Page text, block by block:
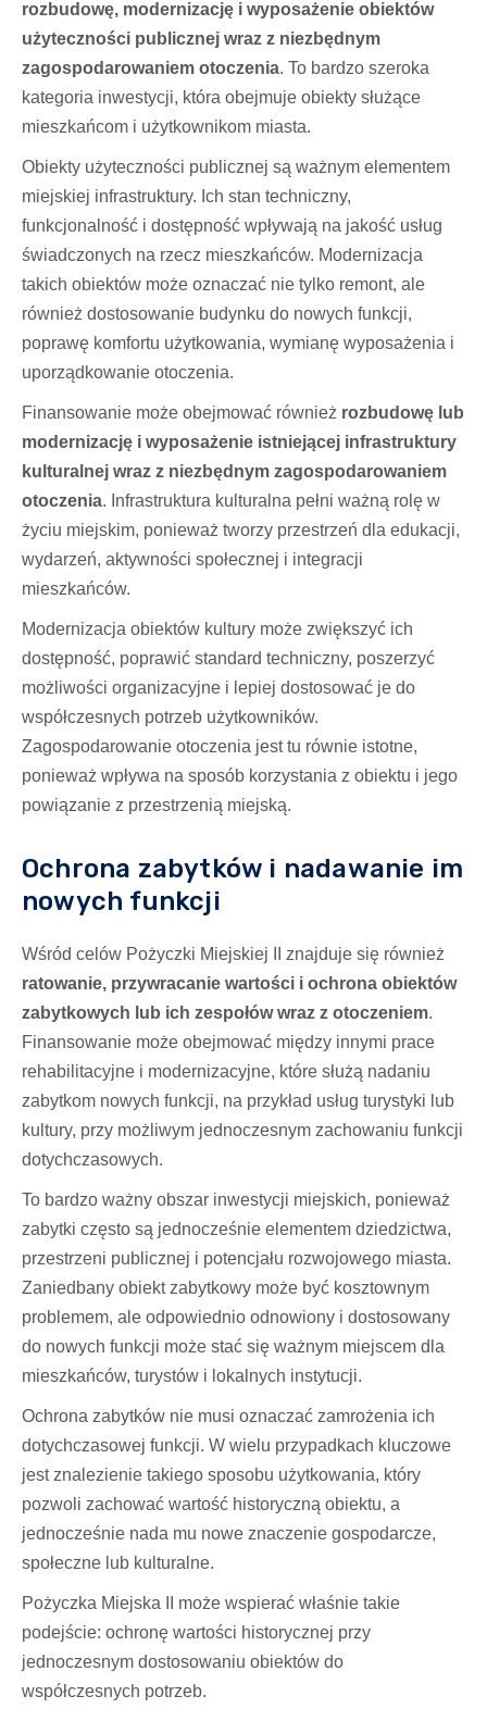
rozbudowę, modernizację i wyposażenie obiektów
użyteczności publicznej wraz z niezbędnym
zagospodarowaniem otoczenia. To bardzo szeroka
kategoria inwestycji, która obejmuje obiekty służące
mieszkańcom i użytkownikom miasta.
Obiekty użyteczności publicznej są ważnym elementem
miejskiej infrastruktury. Ich stan techniczny,
funkcjonalność i dostępność wpływają na jakość usług
świadczonych na rzecz mieszkańców. Modernizacja
takich obiektów może oznaczać nie tylko remont, ale
również dostosowanie budynku do nowych funkcji,
poprawę komfortu użytkowania, wymianę wyposażenia i
uporządkowanie otoczenia.
Finansowanie może obejmować również rozbudowę lub
modernizację i wyposażenie istniejącej infrastruktury
kulturalnej wraz z niezbędnym zagospodarowaniem
otoczenia. Infrastruktura kulturalna pełni ważną rolę w
życiu miejskim, ponieważ tworzy przestrzeń dla edukacji,
wydarzeń, aktywności społecznej i integracji
mieszkańców.
Modernizacja obiektów kultury może zwiększyć ich
dostępność, poprawić standard techniczny, poszerzyć
możliwości organizacyjne i lepiej dostosować je do
współczesnych potrzeb użytkowników.
Zagospodarowanie otoczenia jest tu równie istotne,
ponieważ wpływa na sposób korzystania z obiektu i jego
powiązanie z przestrzenią miejską.
Ochrona zabytków i nadawanie im
nowych funkcji
Wśród celów Pożyczki Miejskiej II znajduje się również
ratowanie, przywracanie wartości i ochrona obiektów
zabytkowych lub ich zespołów wraz z otoczeniem.
Finansowanie może obejmować między innymi prace
rehabilitacyjne i modernizacyjne, które służą nadaniu
zabytkom nowych funkcji, na przykład usług turystyki lub
kultury, przy możliwym jednoczesnym zachowaniu funkcji
dotychczasowych.
To bardzo ważny obszar inwestycji miejskich, ponieważ
zabytki często są jednocześnie elementem dziedzictwa,
przestrzeni publicznej i potencjału rozwojowego miasta.
Zaniedbany obiekt zabytkowy może być kosztownym
problemem, ale odpowiednio odnowiony i dostosowany
do nowych funkcji może stać się ważnym miejscem dla
mieszkańców, turystów i lokalnych instytucji.
Ochrona zabytków nie musi oznaczać zamrożenia ich
dotychczasowej funkcji. W wielu przypadkach kluczowe
jest znalezienie takiego sposobu użytkowania, który
pozwoli zachować wartość historyczną obiektu, a
jednocześnie nada mu nowe znaczenie gospodarcze,
społeczne lub kulturalne.
Pożyczka Miejska II może wspierać właśnie takie
podejście: ochronę wartości historycznej przy
jednoczesnym dostosowaniu obiektów do
współczesnych potrzeb.